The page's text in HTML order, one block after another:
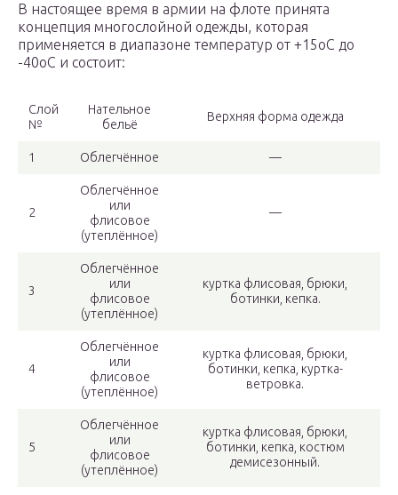
В настоящее время в армии на флоте принята
концепция многослойной одежды, которая
применяется в диапазоне температур от +15оС до
-40оС и состоит:
Слой
№
Нательное
бельё
Верхняя форма одежда
1 Облегчённое —
2
Облегчённое
или
флисовое
(утеплённое)
—
3
Облегчённое
или
флисовое
(утеплённое)
куртка флисовая, брюки,
ботинки, кепка.
4
Облегчённое
или
флисовое
(утеплённое)
куртка флисовая, брюки,
ботинки, кепка, куртка-
ветровка.
5
Облегчённое
или
флисовое
(утеплённое)
куртка флисовая, брюки,
ботинки, кепка, костюм
демисезонный.